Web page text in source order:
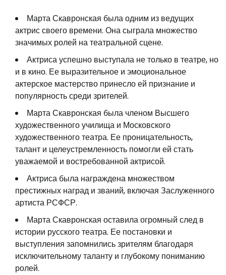
Марта Скавронская была одним из ведущих
актрис своего времени. Она сыграла множество
значимых ролей на театральной сцене.
Актриса успешно выступала не только в театре, но
и в кино. Ее выразительное и эмоциональное
актерское мастерство принесло ей признание и
популярность среди зрителей.
Марта Скавронская была членом Высшего
художественного училища и Московского
художественного театра. Ее проницательность,
талант и целеустремленность помогли ей стать
уважаемой и востребованной актрисой.
Актриса была награждена множеством
престижных наград и званий, включая Заслуженного
артиста РСФСР.
Марта Скавронская оставила огромный след в
истории русского театра. Ее постановки и
выступления запомнились зрителям благодаря
исключительному таланту и глубокому пониманию
ролей.